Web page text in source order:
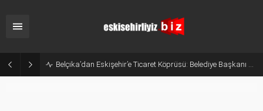
Eskişehir’in Gururu Elif Ertek Millî Takım Kampına Davet Edildi!